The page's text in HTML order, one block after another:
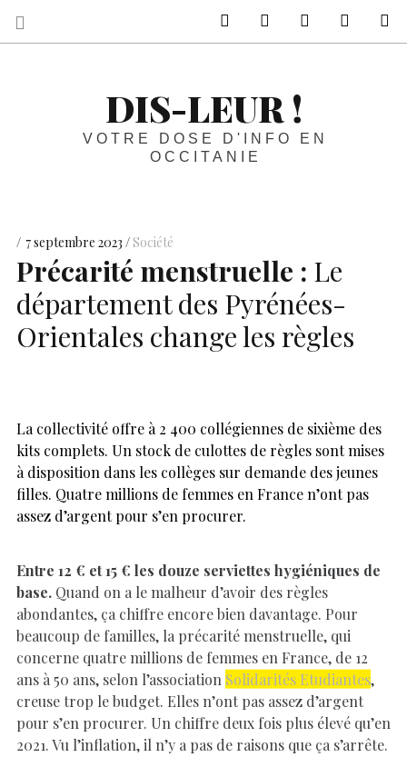
DIS-LEUR !
VOTRE DOSE D'INFO EN
OCCITANIE
7 septembre 2023 Société
Précarité menstruelle : Le
département des Pyrénées-
Orientales change les règles
La collectivité offre à 2 400 collégiennes de sixième des
kits complets. Un stock de culottes de règles sont mises
à disposition dans les collèges sur demande des jeunes
filles. Quatre millions de femmes en France n’ont pas
assez d’argent pour s’en procurer.
Entre 12 € et 15 € les douze serviettes hygiéniques de
base. Quand on a le malheur d’avoir des règles
abondantes, ça chiffre encore bien davantage. Pour
beaucoup de familles, la précarité menstruelle, qui
concerne quatre millions de femmes en France, de 12
ans à 50 ans, selon l’association Solidarités Etudiantes,
creuse trop le budget. Elles n’ont pas assez d’argent
pour s’en procurer. Un chiffre deux fois plus élevé qu’en
2021. Vu l’inflation, il n’y a pas de raisons que ça s’arrête.